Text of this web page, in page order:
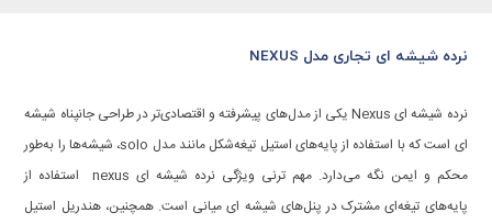
نرده شیشه ای تجاری مدل NEXUS
نرده شیشه ای Nexus یکی از مدل‌های پیشرفته و اقتصادی‌تر در طراحی جانپناه شیشه
ای است که با استفاده از پایه‌های استیل تیغه‌شکل مانند مدل solo، شیشه‌ها را به‌طور
محکم و ایمن نگه می‌دارد. مهم ترنی ویژگی نرده شیشه ای nexus استفاده از
پایه‌های تیغه‌ای مشترک در پنل‌های شیشه ای میانی است. همچنین، هندریل استیل